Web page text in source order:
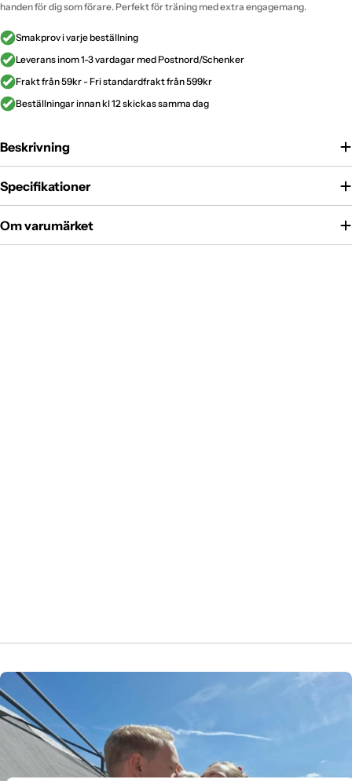
handen för dig som förare. Perfekt för träning med extra engagemang.
Smakprov i varje beställning
Leverans inom 1-3 vardagar med Postnord/Schenker
Frakt från 59kr - Fri standardfrakt från 599kr
Beställningar innan kl 12 skickas samma dag
Beskrivning
Specifikationer
Om varumärket